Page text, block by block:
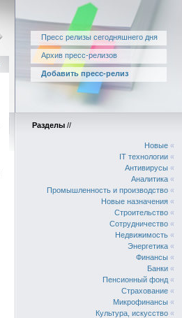
Пресс релизы сегодняшнего дня
Архив пресс-релизов
Добавить пресс-релиз
Разделы //
Новые «
IT технологии «
Антивирусы «
Аналитика «
Промышленность и производство «
Новые назначения «
Строительство «
Сотрудничество «
Недвижимость «
Энергетика «
Финансы «
Банки «
Пенсионный фонд «
Страхование «
Микрофинансы «
Культура, искусство «